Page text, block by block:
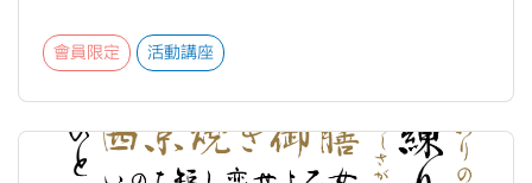
會員限定 活動講座